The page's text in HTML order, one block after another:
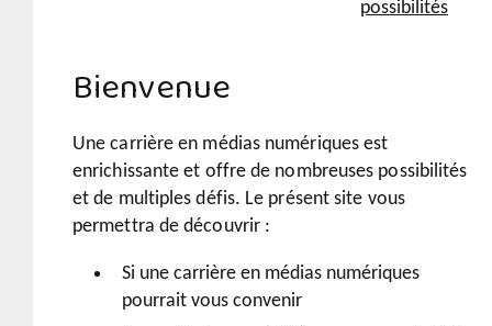
possibilités
Bienvenue
Une carrière en médias numériques est
enrichissante et offre de nombreuses possibilités
et de multiples défis. Le présent site vous
permettra de découvrir :
Si une carrière en médias numériques
pourrait vous convenir